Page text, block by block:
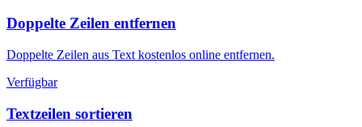
Doppelte Zeilen entfernen
Doppelte Zeilen aus Text kostenlos online entfernen.
Verfügbar
Textzeilen sortieren